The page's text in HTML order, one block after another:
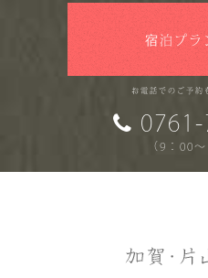
宿泊プラ
お電話でのご予約
（9：00